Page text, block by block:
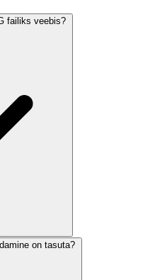
failiks veebis?
on tasuta?